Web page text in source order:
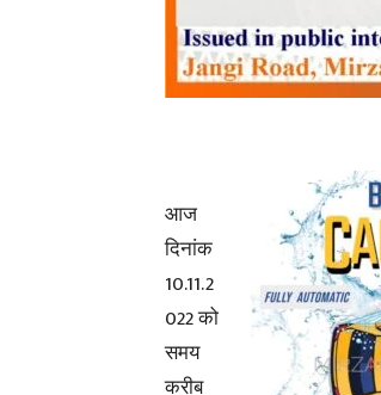
आज
दिनांक
10.11.2
022 को
समय
करीब